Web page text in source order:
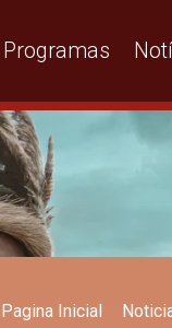
Programas
Pagina Inicial